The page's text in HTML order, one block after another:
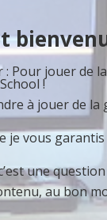
Pour jouer de
!
à jouer de la
je vous
une
au bon